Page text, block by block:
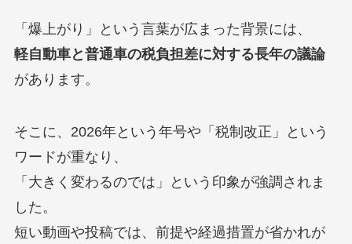
「爆上がり」という言葉が広まった背景には、
軽自動車と普通車の税負担差に対する長年の議論
があります。
そこに、2026年という年号や「税制改正」という
ワードが重なり、
「大きく変わるのでは」という印象が強調されま
した。
短い動画や投稿では、前提や経過措置が省かれが